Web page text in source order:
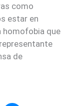
como
estar en
homofobia que
de